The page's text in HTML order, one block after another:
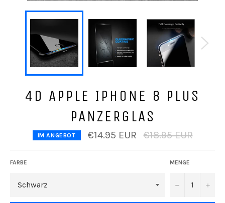
4D APPLE IPHONE 8 PLUS
PANZERGLAS
IM ANGEBOT €14.95 EUR
Normaler
Preis
€18.95 EUR
FARBE MENGE
− +